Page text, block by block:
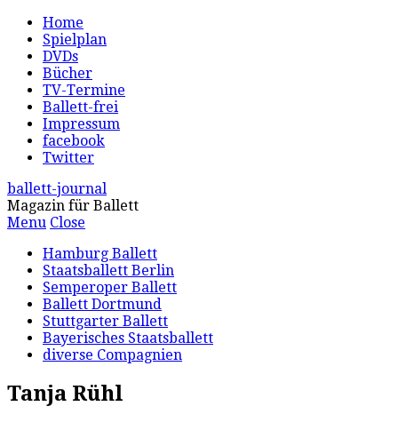
Home
Spielplan
DVDs
Bücher
TV-Termine
Ballett-frei
Impressum
facebook
Twitter
ballett-journal
Magazin für Ballett
Menu Close
Hamburg Ballett
Staatsballett Berlin
Semperoper Ballett
Ballett Dortmund
Stuttgarter Ballett
Bayerisches Staatsballett
diverse Compagnien
Tanja Rühl